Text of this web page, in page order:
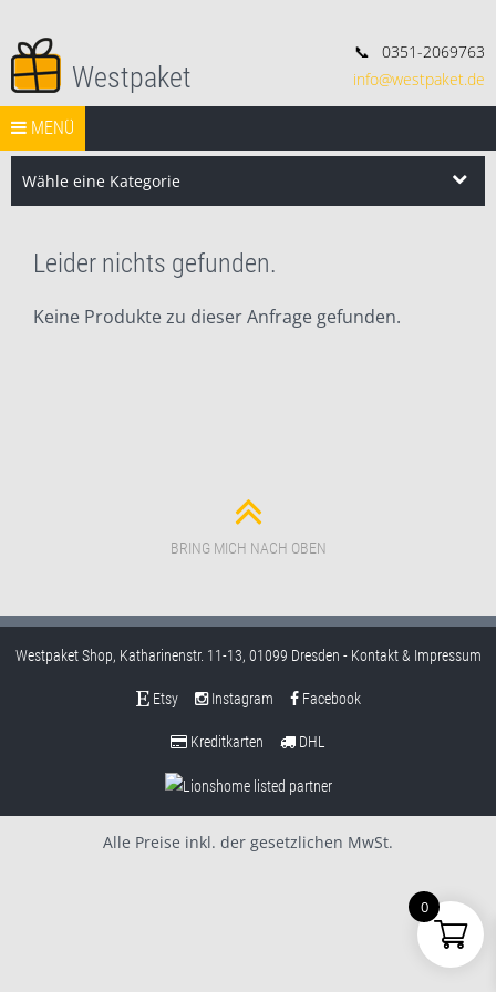
Deko, Geschenke und Konsorten.
📞
0351-2069763
info@westpaket.de
Westpaket
Springe zum Inhalt
MENÜ
START
Search
Search
Wähle eine Kategorie
Leider nichts gefunden.
Keine Produkte zu dieser Anfrage gefunden.
BRING MICH NACH OBEN
Westpaket Shop, Katharinenstr. 11-13, 01099 Dresden - Kontakt & Impressum
Etsy Instagram Facebook
Kreditkarten DHL
Alle Preise inkl. der gesetzlichen MwSt.
0